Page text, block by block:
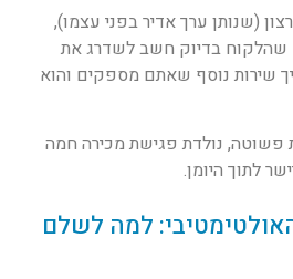
(שנותן ערך אדיר בפני עצמו),
שהלקוח בדיוק חשב לשדרג את
שירות נוסף שאתם מספקים והוא
פשוטה, נולדת פגישת מכירה חמה
לתוך היומן.
למה לשלם